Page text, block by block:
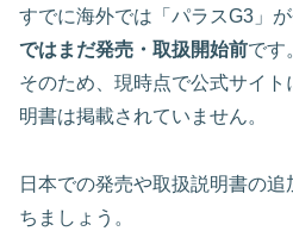
すでに海外では「パラスG3」が
ではまだ発売・取扱開始前です
そのため、現時点で公式サイ
明書は掲載されていません。
日本での発売や取扱説明書の
ちましょう。